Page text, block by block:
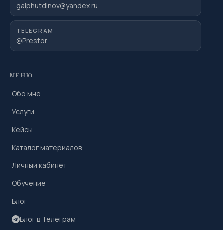
gaiphutdinov@yandex.ru
TELEGRAM
@Prestor
МЕНЮ
Обо мне
Услуги
Кейсы
Каталог материалов
Личный кабинет
Обучение
Блог
Блог в Телеграм